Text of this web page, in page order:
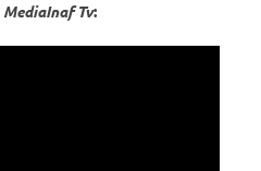
MediaInaf Tv: